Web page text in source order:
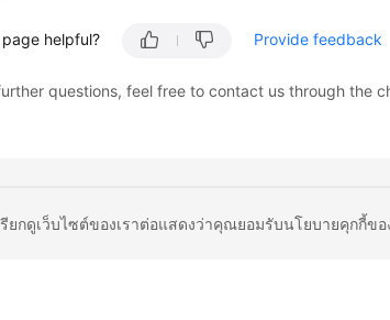
helpful? Provide feedback
questions, feel free to contact us through the
กดูเว็บไซต์ของเราต่อแสดงว่าคุณยอมรับนโยบายคุกกี้ขอ